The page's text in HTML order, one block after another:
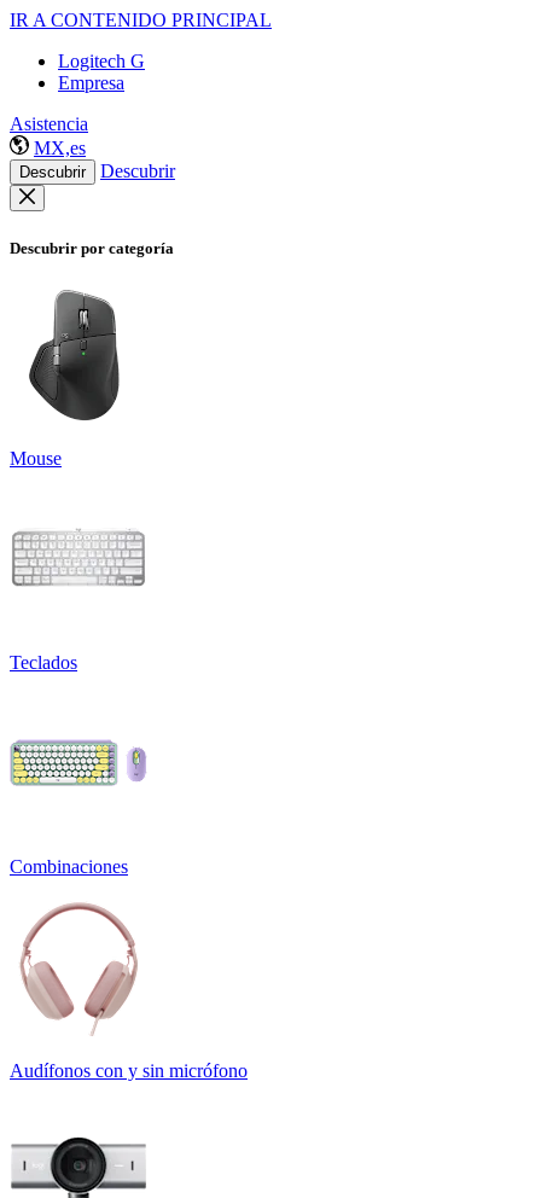
IR A CONTENIDO PRINCIPAL
Logitech G
Empresa
Asistencia
MX,es
Descubrir Descubrir
Descubrir por categoría
Mouse
Teclados
Combinaciones
Audífonos con y sin micrófono